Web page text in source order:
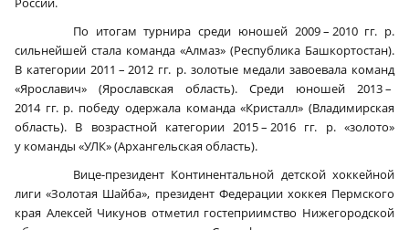
По итогам турнира среди юношей 2009 – 2010 гг. р.
сильнейшей стала команда «Алмаз» (Республика Башкортостан).
В категории 2011 – 2012 гг. р. золотые медали завоевала команд
«Ярославич» (Ярославская область). Среди юношей 2013 –
2014 гг. р. победу одержала команда «Кристалл» (Владимирская
область). В возрастной категории 2015 – 2016 гг. р. «золото»
у команды «УЛК» (Архангельская область).
Вице-президент Континентальной детской хоккейной
лиги «Золотая Шайба», президент Федерации хоккея Пермского
края Алексей Чикунов отметил гостеприимство Нижегородской